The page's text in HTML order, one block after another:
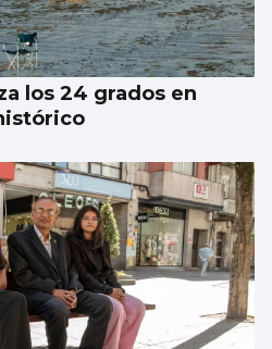
los 24 grados en